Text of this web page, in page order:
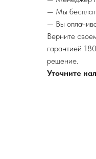
— Мы
— Вы
Верните
гарантией
решение.
Уточните